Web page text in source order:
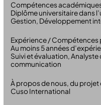
Compétences
Diplôme universitaire dans
Gestion, Développement
Expérience / Compétences
Au moins 5 années
Suivi et évaluation,
communication
À propos de nous, du
Cuso International